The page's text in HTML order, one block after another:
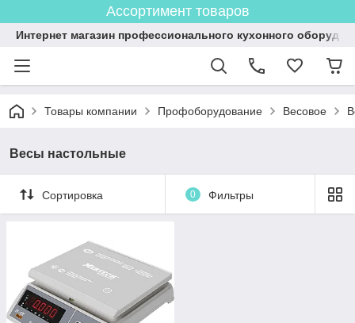
Ассортимент товаров
Интернет магазин профессионального кухонного
Товары компании Профоборудование Весовое
Весы настольные
Сортировка 0 Фильтры